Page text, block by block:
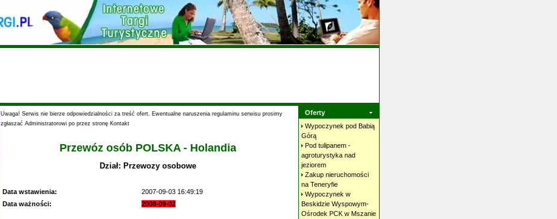
Uwaga! Serwis nie bierze odpowiedzialności za treść ofert. Ewentualne naruszenia regulaminu serwisu prosimy
zgłaszać Administratorowi po przez stronę Kontakt
Przewóz osób POLSKA - Holandia
Dział: Przewozy osobowe
Data wstawienia:
2007-09-03 16:49:19
Data ważności:
2008-09-02
Oferty
Wypoczynek pod Babią
Górą
Pod tulipanem -
agroturystyka nad
jeziorem
Zakup nieruchomości
na Teneryfie
Wypoczynek w
Beskidzie Wyspowym-
Ośrodek PCK w Mszanie